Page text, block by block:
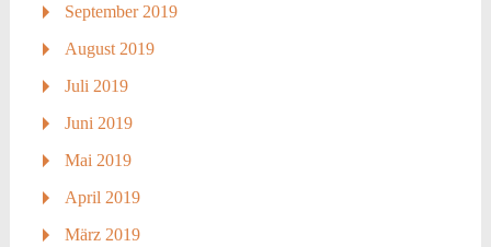
September 2019
August 2019
Juli 2019
Juni 2019
Mai 2019
April 2019
März 2019